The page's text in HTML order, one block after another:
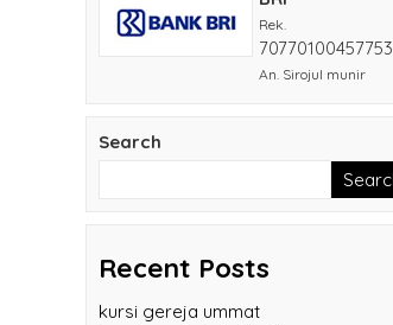
BRI
Rek.
707701004577532